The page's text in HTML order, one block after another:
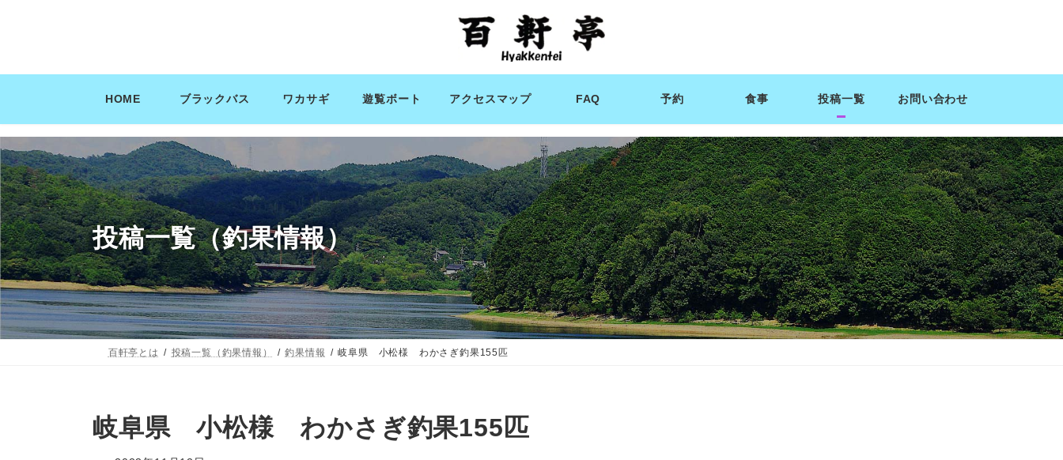
ン
ス
キ
ッ
プ
ー
ン
に
移
動
HOME ブラックバス ワカサギ 遊覧ボート アクセスマップ FAQ 予約 食事 投稿一覧 お問い合わせ
投稿一覧（釣果情報）
百軒亭とは 投稿一覧（釣果情報） 釣果情報 岐阜県 小松様 わかさぎ釣果155匹
岐阜県 小松様 わかさぎ釣果155匹